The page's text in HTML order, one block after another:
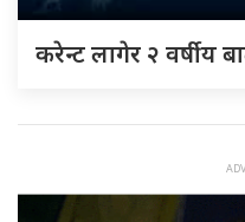
करेन्ट लागेर २ वर्षीय